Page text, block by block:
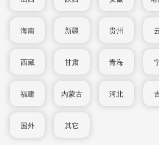
海南 新疆 贵州
西藏 甘肃 青海
福建 内蒙古 河北
国外 其它